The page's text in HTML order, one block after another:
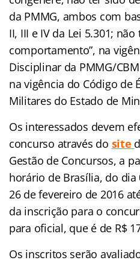
da PMMG, ambos com
II, III e IV da Lei 5.301;
comportamento”, na
Disciplinar da PMMG/
na vigência do Código de
Militares do Estado de
Os interessados devem
concurso através do site
Gestão de Concursos, a
horário de Brasília, do dia
26 de fevereiro de 2016
da inscrição para o
para oficial, que é de R$
Os inscritos serão